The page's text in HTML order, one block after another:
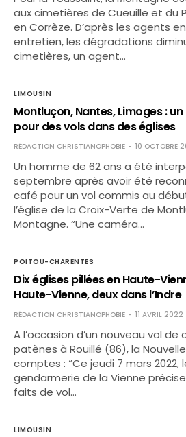
aux cimetières de Cueuille et du
en Corrèze. D’après les agents
entretien, les dégradations
cimetières, un agent…
LIMOUSIN
Montluçon, Nantes, Limoges :
pour des vols dans des églises
RÉDACTION CHRISTIANOPHOBIE 10 OCTOBRE
Un homme de 62 ans a été
septembre après avoir été
café pour un vol commis au
l’église de la Croix-Verte de
Montagne. “Une caméra…
POITOU-CHARENTES
Dix églises pillées en Haute-
Haute-Vienne, deux dans l’Indre
RÉDACTION CHRISTIANOPHOBIE 11 AVRIL 2022
A l’occasion d’un nouveau vol
patènes à Rouillé (86), la
comptes : “Ce jeudi 7 mars
gendarmerie de la Vienne
faits de vol…
LIMOUSIN